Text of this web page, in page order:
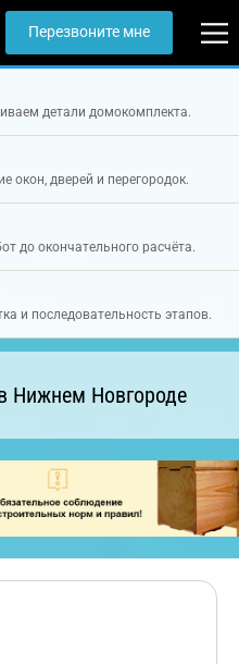
Перезвоните мне
детали домокомплекта.
окон, дверей и перегородок.
до окончательного расчёта.
и последовательность этапов.
Нижнем Новгороде